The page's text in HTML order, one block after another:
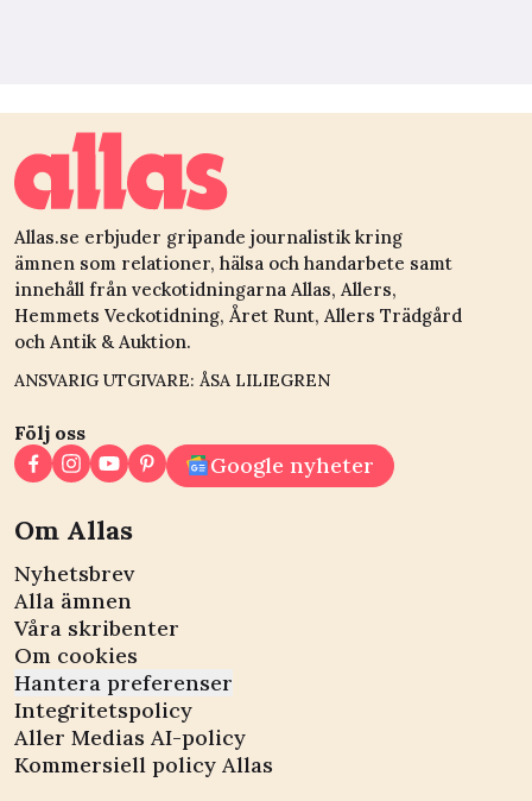
Allas.se erbjuder gripande journalistik kring
ämnen som relationer, hälsa och handarbete samt
innehåll från veckotidningarna Allas, Allers,
Hemmets Veckotidning, Året Runt, Allers Trädgård
och Antik & Auktion.
ANSVARIG UTGIVARE: ÅSA LILIEGREN
Följ oss
Google nyheter
Om Allas
Nyhetsbrev
Alla ämnen
Våra skribenter
Om cookies
Hantera preferenser
Integritetspolicy
Aller Medias AI-policy
Kommersiell policy Allas